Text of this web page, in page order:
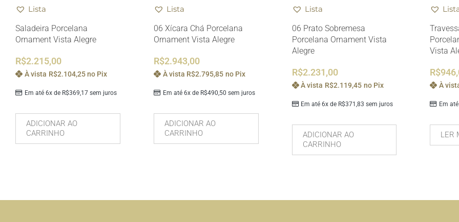
Lista
Saladeira Porcelana
Ornament Vista Alegre
R$2.215,00
Em até 6x de R$369,17sem juros
À vista R$2.104,25 no Pix
ADICIONAR AO
CARRINHO
Lista
06 Xícara Chá Porcelana
Ornament Vista Alegre
R$2.943,00
Em até 6x de R$490,50 sem juros
À vista R$2.795,85 no Pix
ADICIONAR AO
CARRINHO
Lista
06 Prato Sobremesa
Porcelana Ornament Vista
Alegre
R$2.231,00
Em até 6x de R$371,83 sem juros
À vista R$2.119,45 no Pix
ADICIONAR AO
CARRINHO
Vista
R$
Em
À
LER